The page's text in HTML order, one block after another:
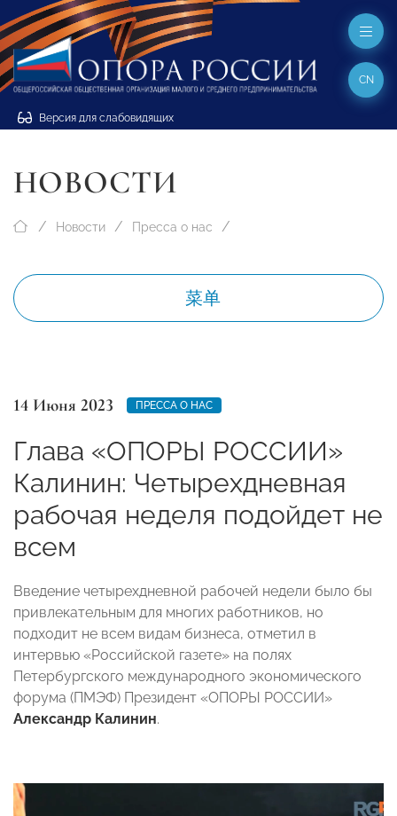
Версия для слабовидящих
CN
НОВОСТИ
Новости Пресса о нас
菜单
14 Июня 2023 ПРЕССА О НАС
Глава «ОПОРЫ РОССИИ»
Калинин: Четырехдневная
рабочая неделя подойдет не
всем
Введение четырехдневной рабочей недели было бы
привлекательным для многих работников, но
подходит не всем видам бизнеса, отметил в
интервью «Российской газете» на полях
Петербургского международного экономического
форума (ПМЭФ) Президент «ОПОРЫ РОССИИ»
Александр Калинин.